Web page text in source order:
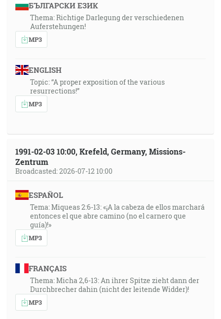
БЪЛГАРСКИ ЕЗИК
Thema: Richtige Darlegung der verschiedenen
Auferstehungen!
MP3
ENGLISH
Topic: “A proper exposition of the various
resurrections!”
MP3
1991-02-03 10:00, Krefeld, Germany, Missions-
Zentrum
Broadcasted: 2026-07-12 10:00
ESPAÑOL
Tema: Miqueas 2:6-13: «¡A la cabeza de ellos marchará
entonces el que abre camino (no el carnero que
guía)!»
MP3
FRANÇAIS
Thema: Micha 2,6-13: An ihrer Spitze zieht dann der
Durchbrecher dahin (nicht der leitende Widder)!
MP3